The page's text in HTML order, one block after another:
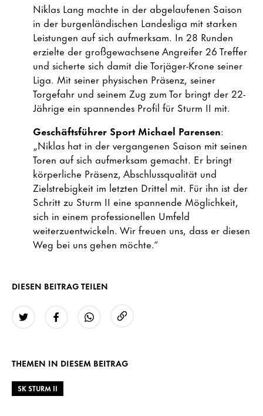
Niklas Lang machte in der abgelaufenen Saison
in der burgenländischen Landesliga mit starken
Leistungen auf sich aufmerksam. In 28 Runden
erzielte der großgewachsene Angreifer 26 Treffer
und sicherte sich damit die Torjäger-Krone seiner
Liga. Mit seiner physischen Präsenz, seiner
Torgefahr und seinem Zug zum Tor bringt der 22-
Jährige ein spannendes Profil für Sturm II mit.
Geschäftsführer Sport Michael Parensen:
„Niklas hat in der vergangenen Saison mit seinen
Toren auf sich aufmerksam gemacht. Er bringt
körperliche Präsenz, Abschlussqualität und
Zielstrebigkeit im letzten Drittel mit. Für ihn ist der
Schritt zu Sturm II eine spannende Möglichkeit,
sich in einem professionellen Umfeld
weiterzuentwickeln. Wir freuen uns, dass er diesen
Weg bei uns gehen möchte.“
DIESEN BEITRAG TEILEN
THEMEN IN DIESEM BEITRAG
SK STURM II